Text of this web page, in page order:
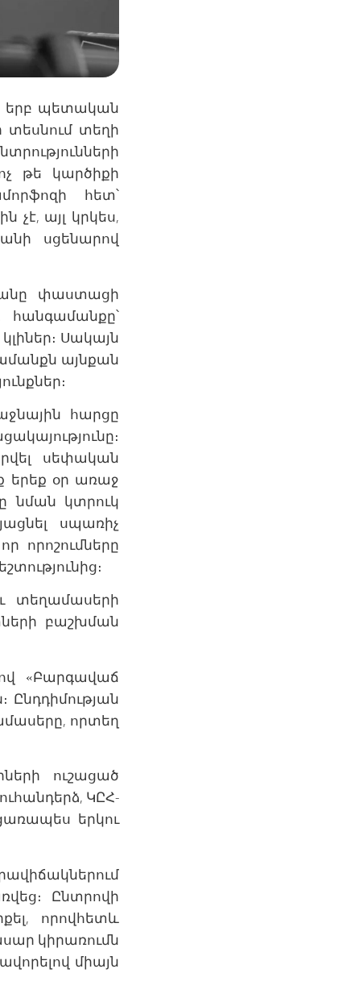
երբ պետական
տեղի
թե կարծիքի
հետ՝
այլ կրկես,
սցենարով
փաստացի
հանգամանքը՝
Սակայն
այնքան
հարցը
սեփական
երեք օր առաջ
նման կտրուկ
սպառիչ
որոշումները
տեղամասերի
բաշխման
«Բարգավաճ
Ընդդիմության
որտեղ
ուշացած
ԿԸՀ-
երկու
Ընտրովի
որովհետև
կիրառումն
միայն